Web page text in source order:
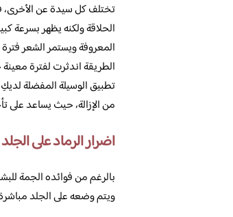
تختلف كل سيدة عن الأخرى،
الحلاقة ولكنه يظهر بسرعة
المعروفة ويستمر الشعر
الطريقة اندثرت لفترة
تطبيق الوسيلة المفضلة
من الإزالة، حيث يساعد على
اضرار الرماد على الجلد
بالرغم من فوائده الجمة
ويتم وضعه على الجلد